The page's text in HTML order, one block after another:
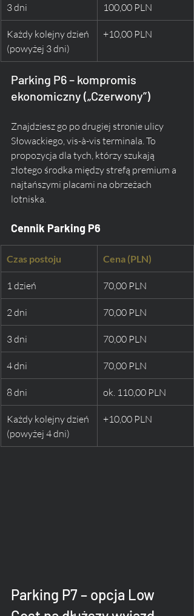
3 dni 100,00 PLN
Każdy kolejny dzień
(powyżej 3 dni)
+10,00 PLN
Parking P6 – kompromis
ekonomiczny („Czerwony”)
Znajdziesz go po drugiej stronie ulicy
Słowackiego, vis-à-vis terminala. To
propozycja dla tych, którzy szukają
złotego środka między strefą premium a
najtańszymi placami na obrzeżach
lotniska.
Cennik Parking P6
Czas postoju Cena (PLN)
1 dzień 70,00 PLN
2 dni 70,00 PLN
3 dni 70,00 PLN
4 dni 70,00 PLN
8 dni ok. 110,00 PLN
Każdy kolejny dzień
(powyżej 4 dni)
+10,00 PLN
Parking P7 – opcja Low